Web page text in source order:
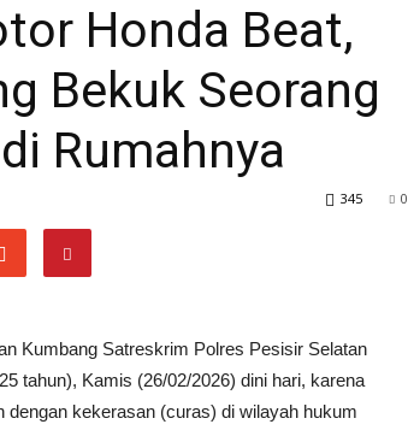
Honda Beat,
Bekuk Seorang
Rumahnya
0
345
Kumbang Satreskrim Polres Pesisir Selatan
tahun), Kamis (26/02/2026) dini hari, karena
dengan kekerasan (curas) di wilayah hukum